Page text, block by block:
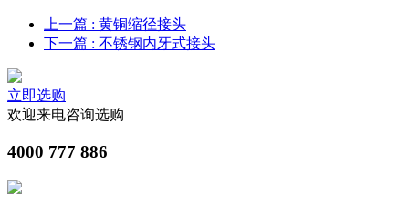
上一篇 : 黄铜缩径接头
下一篇 : 不锈钢内牙式接头
立即选购
欢迎来电咨询选购
4000 777 886